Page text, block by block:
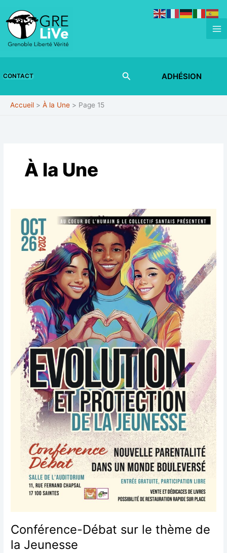
contenu
CONTACT RechercherADHÉSION
Accueil À la Une Page 15
À la Une
Conférence-Débat sur le thème de
la Jeunesse